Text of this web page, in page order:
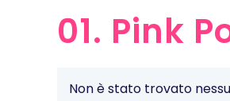
01. Pink
Non è stato trovato